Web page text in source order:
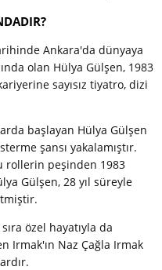
Ankara'da dünyaya
olan Hülya Gülşen, 1983
sayısız tiyatro, dizi
başlayan Hülya Gülşen
şansı yakalamıştır.
rollerin peşinden 1983
Gülşen, 28 yıl süreyle
özel hayatıyla da
Irmak'ın Naz Çağla Irmak